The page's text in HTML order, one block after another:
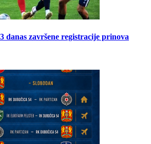
danas završene registracije prinova